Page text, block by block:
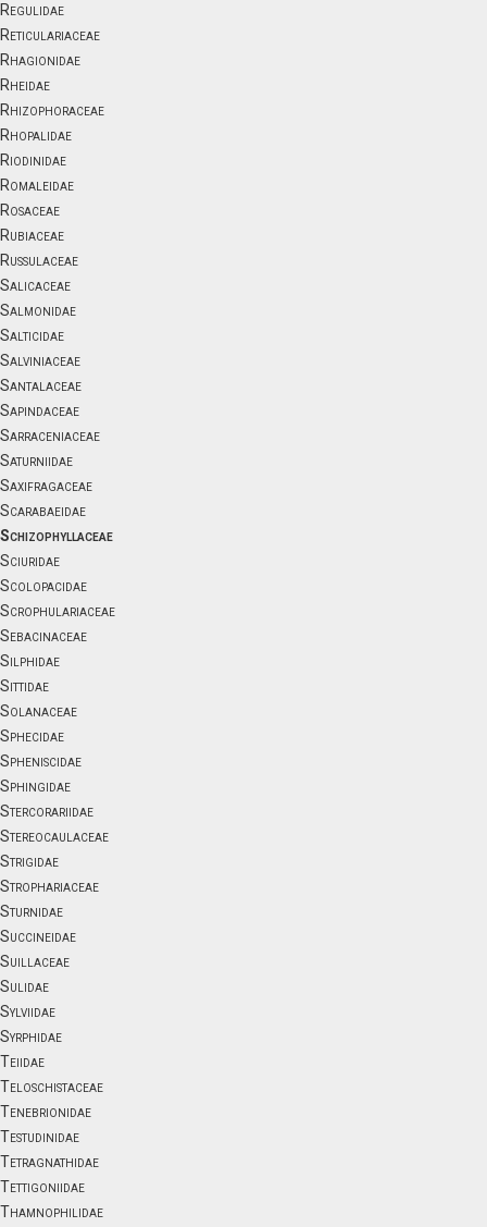
Regulidae
Reticulariaceae
Rhagionidae
Rheidae
Rhizophoraceae
Rhopalidae
Riodinidae
Romaleidae
Rosaceae
Rubiaceae
Russulaceae
Salicaceae
Salmonidae
Salticidae
Salviniaceae
Santalaceae
Sapindaceae
Sarraceniaceae
Saturniidae
Saxifragaceae
Scarabaeidae
Schizophyllaceae
Sciuridae
Scolopacidae
Scrophulariaceae
Sebacinaceae
Silphidae
Sittidae
Solanaceae
Sphecidae
Spheniscidae
Sphingidae
Stercorariidae
Stereocaulaceae
Strigidae
Strophariaceae
Sturnidae
Succineidae
Suillaceae
Sulidae
Sylviidae
Syrphidae
Teiidae
Teloschistaceae
Tenebrionidae
Testudinidae
Tetragnathidae
Tettigoniidae
Thamnophilidae